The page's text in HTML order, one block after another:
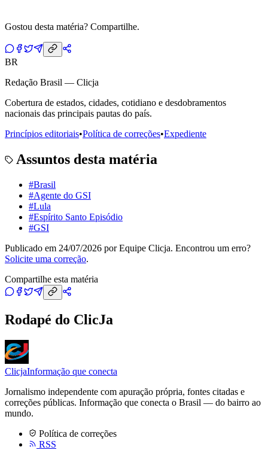
Gostou desta matéria? Compartilhe.
BR
Redação Brasil — Clicja
Cobertura de estados, cidades, cotidiano e desdobramentos
nacionais das principais pautas do país.
Princípios editoriais•Política de correções•Expediente
Assuntos desta matéria
#Brasil
#Agente do GSI
#Lula
#Espírito Santo Episódio
#GSI
Publicado em 24/07/2026 por Equipe Clicja. Encontrou um erro?
Solicite uma correção.
Compartilhe esta matéria
Rodapé do ClicJa
ClicjaInformação que conecta
Jornalismo independente com apuração própria, fontes citadas e
correções públicas. Informação que conecta o Brasil — do bairro ao
mundo.
Política de correções
RSS